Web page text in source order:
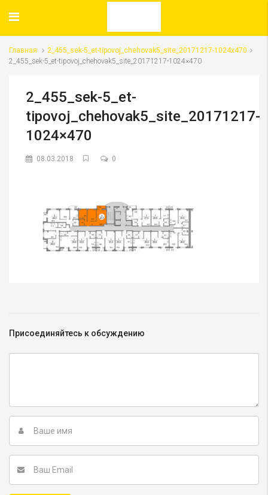
Главная
2_455_sek-5_et-tipovoj_chehovak5_site_20171217-1024x470
2_455_sek-5_et-tipovoj_chehovak5_site_20171217-1024×470
2_455_sek-5_et-
tipovoj_chehovak5_site_20171217-
1024×470
08.03.2018 0
Присоединяйтесь к обсуждению